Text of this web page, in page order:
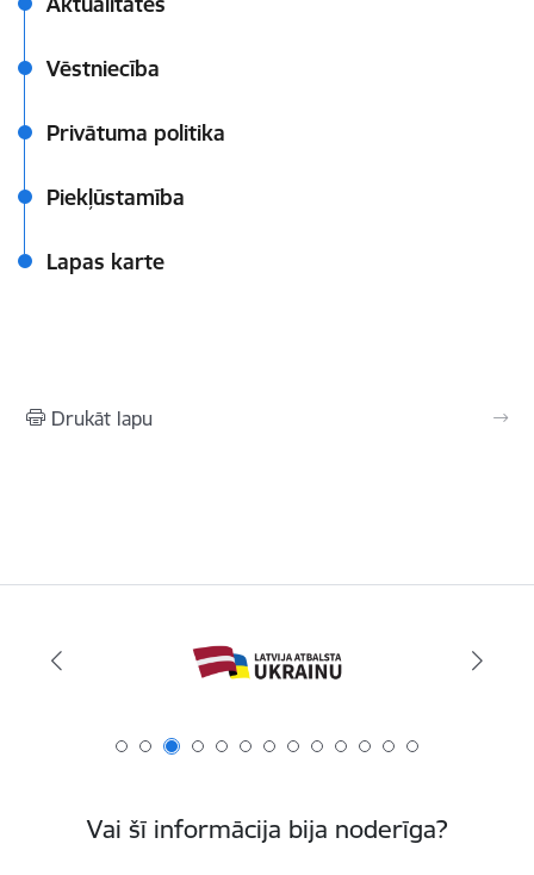
Vēstniecība
Privātuma politika
Piekļūstamība
Lapas karte
Drukāt lapu
Vai šī informācija bija noderīga?